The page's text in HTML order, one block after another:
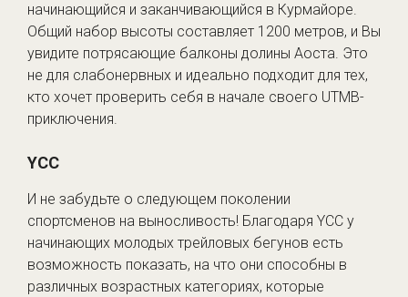
начинающийся и заканчивающийся в Курмайоре.
Общий набор высоты составляет 1200 метров, и Вы
увидите потрясающие балконы долины Аоста. Это
не для слабонервных и идеально подходит для тех,
кто хочет проверить себя в начале своего UTMB-
приключения.
YCC
И не забудьте о следующем поколении
спортсменов на выносливость! Благодаря YCC у
начинающих молодых трейловых бегунов есть
возможность показать, на что они способны в
различных возрастных категориях, которые